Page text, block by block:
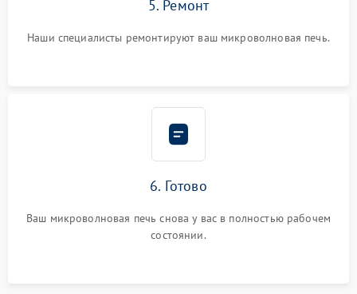
5. Ремонт
Наши специалисты ремонтируют ваш микроволновая печь.
6. Готово
Ваш микроволновая печь снова у вас в полностью рабочем
состоянии.